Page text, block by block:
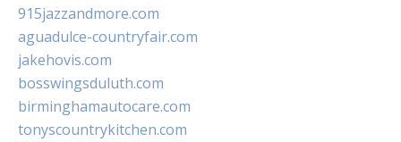
915jazzandmore.com
aguadulce-countryfair.com
jakehovis.com
bosswingsduluth.com
birminghamautocare.com
tonyscountrykitchen.com